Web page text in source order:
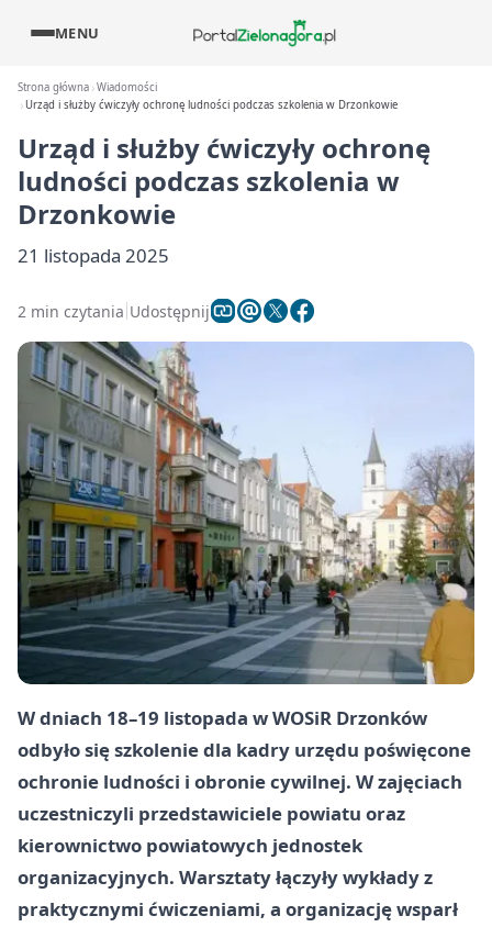
MENU
Strona główna Wiadomości
Urząd i służby ćwiczyły ochronę ludności podczas szkolenia w Drzonkowie
Urząd i służby ćwiczyły ochronę
ludności podczas szkolenia w
Drzonkowie
21 listopada 2025
2 min czytania Udostępnij
W dniach 18–19 listopada wWOSiR Drzonków
odbyło się szkolenie dla kadry urzędu poświęcone
ochronie ludności i obronie cywilnej. W zajęciach
uczestniczyli przedstawiciele powiatu oraz
kierownictwo powiatowych jednostek
organizacyjnych. Warsztaty łączyły wykłady z
praktycznymi ćwiczeniami, a organizację wsparł